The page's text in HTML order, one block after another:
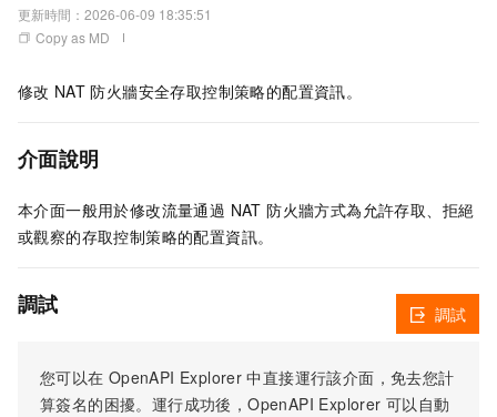
更新時間： 2026-06-09 18:35:51
Copy as MD
修改 NAT 防火牆安全存取控制策略的配置資訊。
介面說明
本介面一般用於修改流量通過 NAT 防火牆方式為允許存取、拒絕
或觀察的存取控制策略的配置資訊。
調試
您可以在 OpenAPI Explorer 中直接運行該介面，免去您計
算簽名的困擾。運行成功後，OpenAPI Explorer 可以自動
調試